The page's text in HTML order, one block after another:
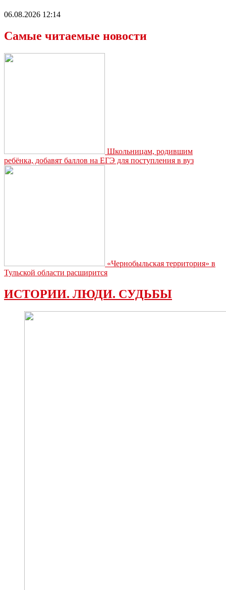
06.08.2026 12:14
Самые читаемые новости
Школьницам, родившим
ребёнка, добавят баллов на ЕГЭ для поступления в вуз
«Чернобыльская территория» в
Тульской области расширится
ИСТОРИИ. ЛЮДИ. СУДЬБЫ